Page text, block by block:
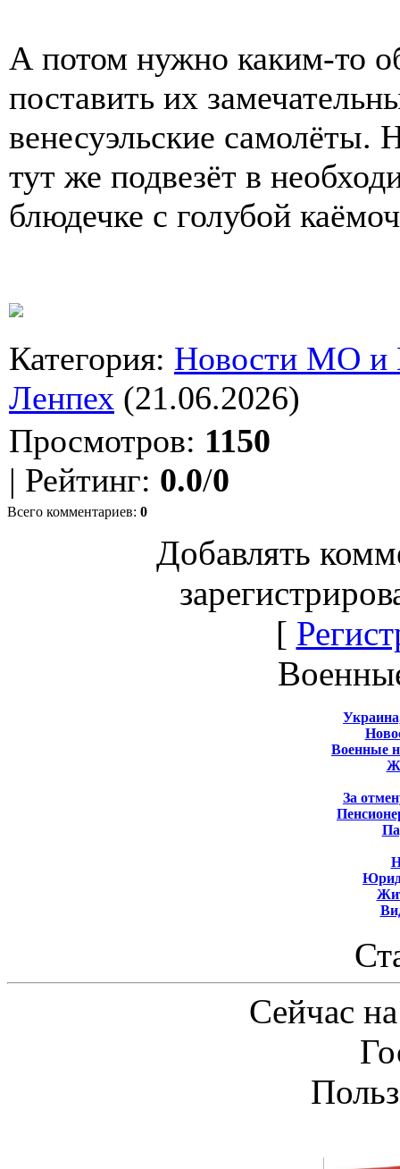
А потом нужно каким-то
поставить их
венесуэльские
тут же подвезёт в
блюдечке с голубой
Категория: Новости МО
Ленпех (21.06.2026)
Просмотров: 1150
| Рейтинг: 0.0/0
Всего комментариев: 0
Добавлять
[
Военные
За
Сейчас